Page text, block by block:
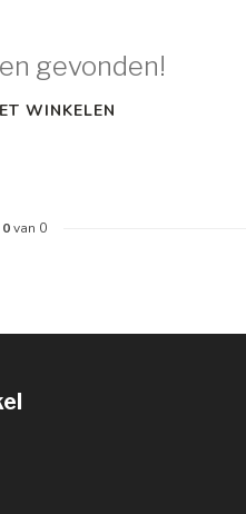
gevonden!
WINKELEN
0van 0